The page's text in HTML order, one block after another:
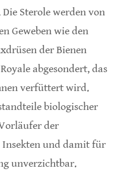
Sterole werden von
Geweben wie den
der Bienen
abgesondert, das
verfüttert wird.
biologischer
der
Insekten und damit für
unverzichtbar.